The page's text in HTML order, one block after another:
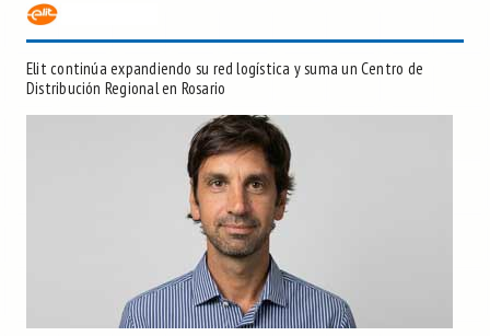
Elit continúa expandiendo su red logística y suma un Centro de
Distribución Regional en Rosario